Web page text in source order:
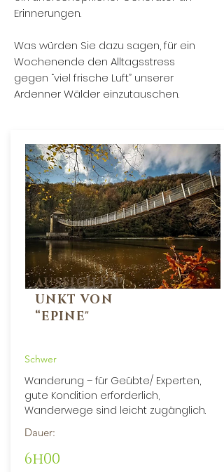
Erinnerungen.
Was würden Sie dazu sagen, für ein
Wochenende den Alltagsstress
gegen “viel frische Luft” unserer
Ardenner Wälder einzutauschen.
AUSSICHTSP
UNKT VON
“EPINE"
Schwer
Wanderung – für Geübte/ Experten,
gute Kondition erforderlich,
Wanderwege sind leicht zugänglich.
Dauer:
6h00